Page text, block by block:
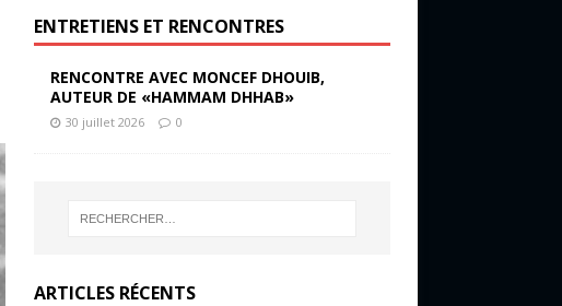
ENTRETIENS ET RENCONTRES
RENCONTRE AVEC MONCEF DHOUIB,
AUTEUR DE «HAMMAM DHHAB»
30 juillet 2026 0
ARTICLES RÉCENTS